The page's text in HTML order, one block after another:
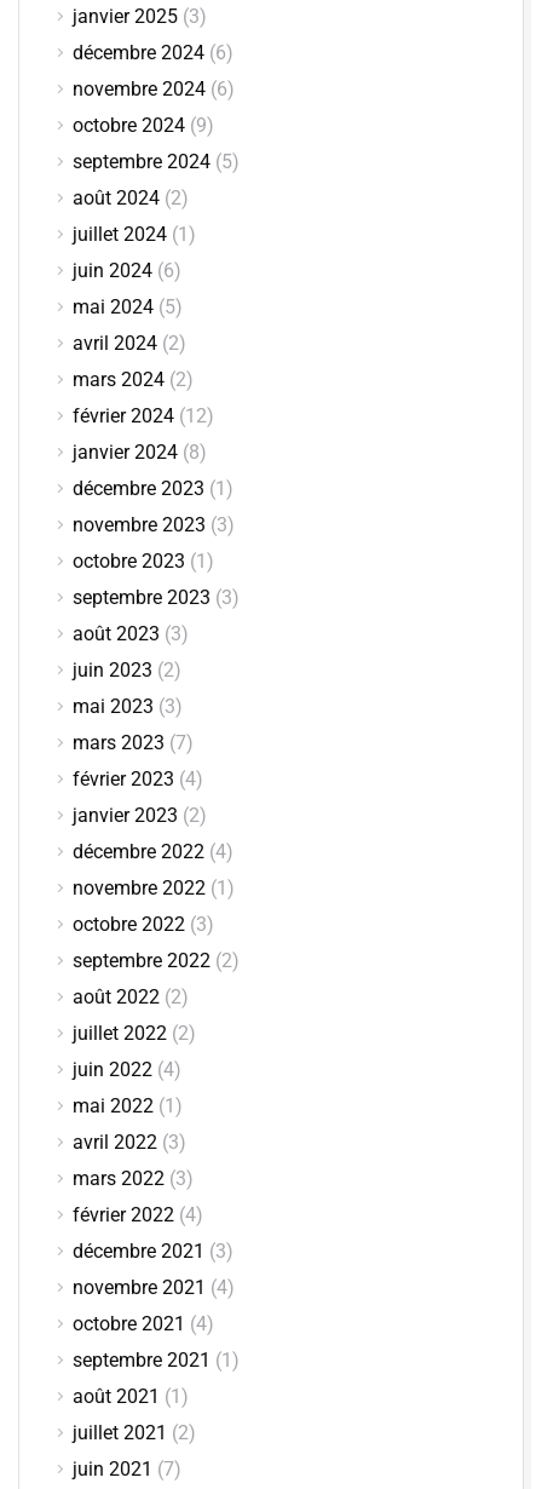
janvier 2025 (3)
décembre 2024 (6)
novembre 2024 (6)
octobre 2024 (9)
septembre 2024 (5)
août 2024 (2)
juillet 2024 (1)
juin 2024 (6)
mai 2024 (5)
avril 2024 (2)
mars 2024 (2)
février 2024 (12)
janvier 2024 (8)
décembre 2023 (1)
novembre 2023 (3)
octobre 2023 (1)
septembre 2023 (3)
août 2023 (3)
juin 2023 (2)
mai 2023 (3)
mars 2023 (7)
février 2023 (4)
janvier 2023 (2)
décembre 2022 (4)
novembre 2022 (1)
octobre 2022 (3)
septembre 2022 (2)
août 2022 (2)
juillet 2022 (2)
juin 2022 (4)
mai 2022 (1)
avril 2022 (3)
mars 2022 (3)
février 2022 (4)
décembre 2021 (3)
novembre 2021 (4)
octobre 2021 (4)
septembre 2021 (1)
août 2021 (1)
juillet 2021 (2)
juin 2021 (7)